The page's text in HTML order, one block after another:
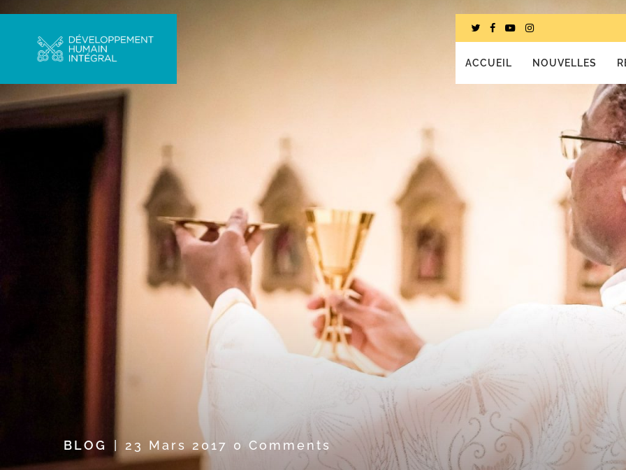
ACCUEIL NOUVELLES
BLOG 23 Mars 2017 0 Comments